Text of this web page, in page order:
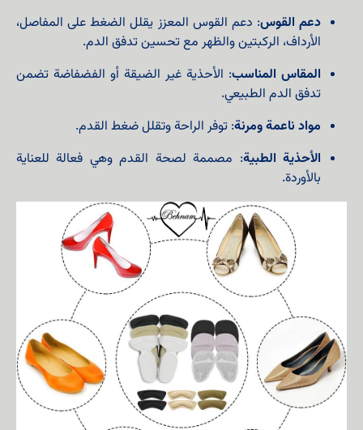
دعم القوس: دعم القوس المعزز يقلل الضغط على المفاصل،
الأرداف، الركبتين والظهر مع تحسين تدفق الدم.
المقاس المناسب: الأحذية غير الضيقة أو الفضفاضة تضمن
تدفق الدم الطبيعي.
مواد ناعمة ومرنة: توفر الراحة وتقلل ضغط القدم.
الأحذية الطبية: مصممة لصحة القدم وهي فعالة للعناية
بالأوردة.